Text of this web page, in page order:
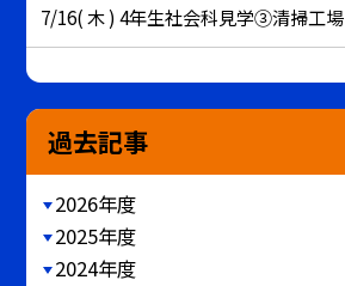
7/16( 木 ) 4年生社会科見学③清掃工場
過去記事
2026年度
2025年度
2024年度